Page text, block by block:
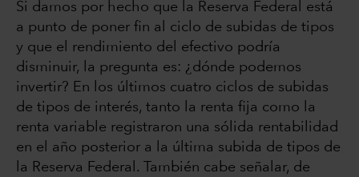
Si damos por hecho que la Reserva Federal está
a punto de poner fin al ciclo de subidas de tipos
y que el rendimiento del efectivo podría
disminuir, la pregunta es: ¿dónde podemos
invertir? En los últimos cuatro ciclos de subidas
de tipos de interés, tanto la renta fija como la
renta variable registraron una sólida rentabilidad
en el año posterior a la última subida de tipos de
la Reserva Federal. También cabe señalar, de